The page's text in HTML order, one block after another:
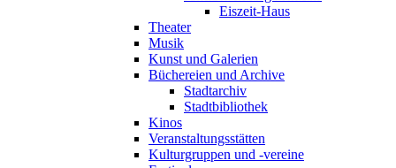
Eiszeit-Haus
Theater
Musik
Kunst und Galerien
Büchereien und Archive
Stadtarchiv
Stadtbibliothek
Kinos
Veranstaltungsstätten
Kulturgruppen und -vereine